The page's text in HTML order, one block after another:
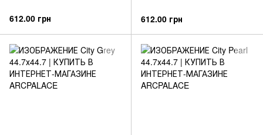
612.00 грн 612.00 грн